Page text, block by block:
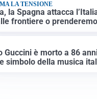
LA TENSIONE
la Spagna attacca
frontiere o
Guccini è morto a 86
simbolo della musica